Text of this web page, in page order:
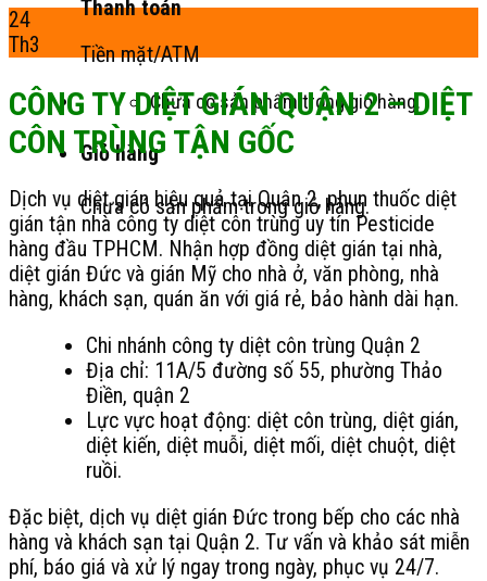
Thanh toán
Tiền mặt/ATM
Chưa có sản phẩm trong giỏ hàng.
Giỏ hàng
Chưa có sản phẩm trong giỏ hàng.
24
Th3
CÔNG TY DIỆT GIÁN QUẬN 2 – DIỆT
CÔN TRÙNG TẬN GỐC
Dịch vụ diệt gián hiệu quả tại Quận 2, phun thuốc diệt
gián tận nhà công ty diệt côn trùng uy tín Pesticide
hàng đầu TPHCM. Nhận hợp đồng diệt gián tại nhà,
diệt gián Đức và gián Mỹ cho nhà ở, văn phòng, nhà
hàng, khách sạn, quán ăn với giá rẻ, bảo hành dài hạn.
Chi nhánh công ty diệt côn trùng Quận 2
Địa chỉ: 11A/5 đường số 55, phường Thảo
Điền, quận 2
Lực vực hoạt động: diệt côn trùng, diệt gián,
diệt kiến, diệt muỗi, diệt mối, diệt chuột, diệt
ruồi.
Đặc biệt, dịch vụ diệt gián Đức trong bếp cho các nhà
hàng và khách sạn tại Quận 2. Tư vấn và khảo sát miễn
phí, báo giá và xử lý ngay trong ngày, phục vụ 24/7.